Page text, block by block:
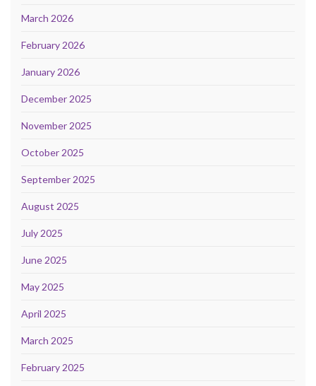
March 2026
February 2026
January 2026
December 2025
November 2025
October 2025
September 2025
August 2025
July 2025
June 2025
May 2025
April 2025
March 2025
February 2025